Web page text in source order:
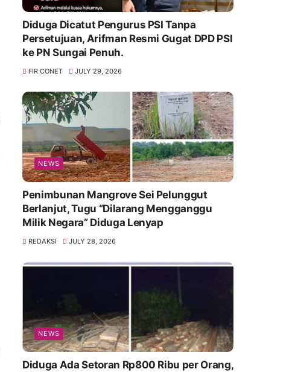
Diduga Dicatut Pengurus PSI Tanpa
Persetujuan, Arifman Resmi Gugat DPD PSI
ke PN Sungai Penuh.
FIR CONET JULY 29, 2026
NEWS
Penimbunan Mangrove Sei Pelunggut
Berlanjut, Tugu “Dilarang Mengganggu
Milik Negara” Diduga Lenyap
REDAKSI JULY 28, 2026
NEWS
Diduga Ada Setoran Rp800 Ribu per Orang,